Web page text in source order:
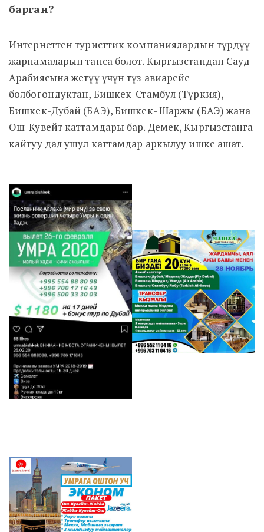
барган?
Интернеттен туристтик компаниялардын түрдүү
жарнамаларын тапса болот. Кыргызстандан Сауд
Арабиясына жетүү үчүн түз авиарейс
болбогондуктан, Бишкек-Стамбул (Түркия),
Бишкек-Дубай (БАЭ), Бишкек- Шаржы (БАЭ) жана
Ош-Кувейт каттамдары бар. Демек, Кыргызстанга
кайтуу дал ушул каттамдар аркылуу ишке ашат.